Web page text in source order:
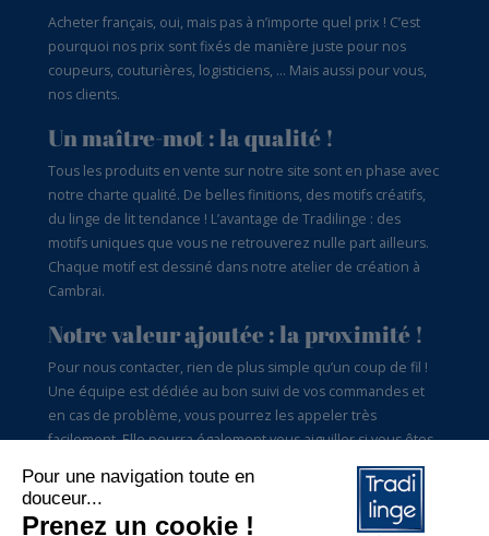
Acheter français, oui, mais pas à n’importe quel prix ! C’est
pourquoi nos prix sont fixés de manière juste pour nos
coupeurs, couturières, logisticiens, … Mais aussi pour vous,
nos clients.
Un maître-mot : la qualité !
Tous les produits en vente sur notre site sont en phase avec
notre charte qualité. De belles finitions, des motifs créatifs,
du linge de lit tendance ! L’avantage de Tradilinge : des
motifs uniques que vous ne retrouverez nulle part ailleurs.
Chaque motif est dessiné dans notre atelier de création à
Cambrai.
Notre valeur ajoutée : la proximité !
Pour nous contacter, rien de plus simple qu’un coup de fil !
Une équipe est dédiée au bon suivi de vos commandes et
en cas de problème, vous pourrez les appeler très
facilement. Elle pourra également vous aiguiller si vous êtes
perdus dans le choix des tailles par exemple. Tradilinge,
c’est aussi du conseil pour vous satisfaire.